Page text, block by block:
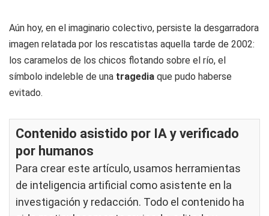
Aún hoy, en el imaginario colectivo, persiste la desgarradora
imagen relatada por los rescatistas aquella tarde de 2002:
los caramelos de los chicos flotando sobre el río, el
símbolo indeleble de una tragedia que pudo haberse
evitado.
Contenido asistido por IA y verificado
por humanos
Para crear este artículo, usamos herramientas
de inteligencia artificial como asistente en la
investigación y redacción. Todo el contenido ha